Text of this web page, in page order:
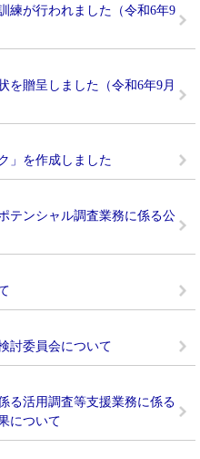
練が行われました（令和6年9
を贈呈しました（令和6年9月
」を作成しました
テンシャル調査業務に係る公
討委員会について
る活用調査等支援業務に係る
について